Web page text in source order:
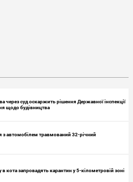
через суд оскаржить рішення Державної інспекції
щодо будівництва
з автомобілем травмований 32-річний
кота запровадять карантин у 5-кілометровій зоні